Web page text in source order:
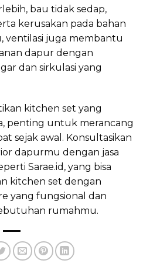
bau tidak sedap,
kerusakan pada bahan
ventilasi juga membantu
dapur dengan
dan sirkulasi yang
kitchen set yang
penting untuk merancang
sejak awal. Konsultasikan
dapurmu dengan jasa
Sarae.id, yang bisa
kitchen set dengan
yang fungsional dan
rumahmu.